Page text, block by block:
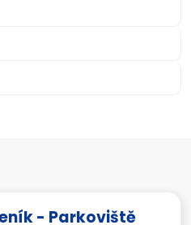
- Parkoviště